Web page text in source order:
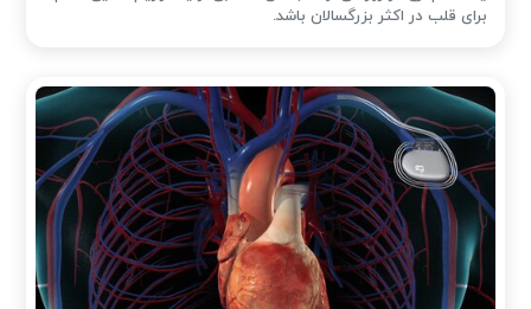
برای قلب در اکثر بزرگسالان باشد.